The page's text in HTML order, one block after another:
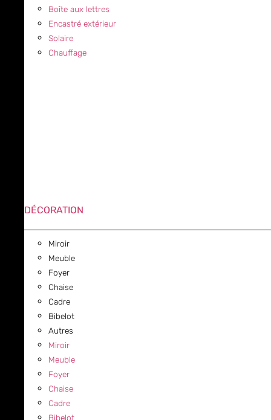
Boîte aux lettres
Encastré extérieur
Solaire
Chauffage
DÉCORATION
Miroir
Meuble
Foyer
Chaise
Cadre
Bibelot
Autres
Miroir
Meuble
Foyer
Chaise
Cadre
Bibelot